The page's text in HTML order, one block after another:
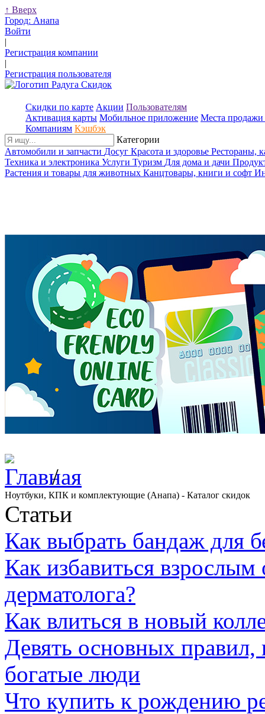
↑ Вверх
Город: Анапа
Войти
|
Регистрация компании
|
Регистрация пользователя
Скидки по карте Акции Пользователям
Активация карты Мобильное приложение Места продажи
Компаниям Кэшбэк
Категории
Автомобили и запчасти Досуг Красота и здоровье Рестораны,
Техника и электроника Услуги Туризм Для дома и дачи
Растения и товары для животных Канцтовары, книги и софт
/
Ноутбуки, КПК и комплектующие (Анапа) - Каталог скидок
Статьи
Как выбрать бандаж для
Как избавиться
дерматолога?
Как влиться в новый
Девять основных
богатые люди
Что купить к рождению